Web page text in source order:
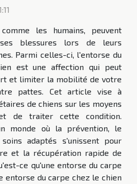
les humains, peuvent
blessures lors de leurs
Parmi celles-ci, l'entorse du
est une affection qui peut
et limiter la mobilité de votre
pattes. Cet article vise à
de chiens sur les moyens
de traiter cette condition.
monde où la prévention, le
adaptés s'unissent pour
et la récupération rapide de
ce qu'une entorse du carpe
entorse du carpe chez le chien